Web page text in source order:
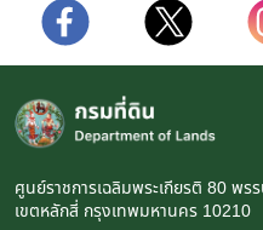
ศูนย์ราชการเฉลิมพระเกียรติ 80 พ
เขตหลักสี่ กรุงเทพมหานคร 10210